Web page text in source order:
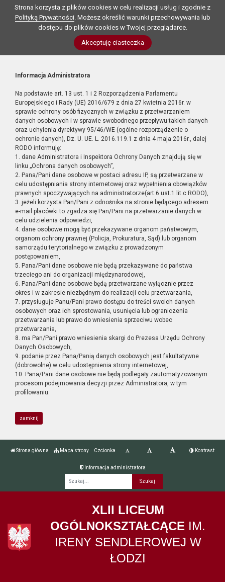
Strona korzysta z plików cookies w celu realizacji usług i zgodnie z
Polityką Prywatności. Możesz określić warunki przechowywania lub
dostępu do plików cookies w Twojej przeglądarce.
Akceptuję ciasteczka
Informacja Administratora
Na podstawie art. 13 ust. 1 i 2 Rozporządzenia Parlamentu
Europejskiego i Rady (UE) 2016/679 z dnia 27 kwietnia 2016r. w
sprawie ochrony osób fizycznych w związku z przetwarzaniem
danych osobowych i w sprawie swobodnego przepływu takich danych
oraz uchylenia dyrektywy 95/46/WE (ogólne rozporządzenie o
ochronie danych), Dz. U. UE. L. 2016.119.1 z dnia 4 maja 2016r., dalej
RODO informuję:
1. dane Administratora i Inspektora Ochrony Danych znajdują się w
linku „Ochrona danych osobowych”,
2. Pana/Pani dane osobowe w postaci adresu IP, są przetwarzane w
celu udostępniania strony internetowej oraz wypełnienia obowiązków
prawnych spoczywających na administratorze(art.6 ust.1 lit.c RODO),
3. jeżeli korzysta Pan/Pani z odnośnika na stronie będącego adresem
e-mail placówki to zgadza się Pan/Pani na przetwarzanie danych w
celu udzielenia odpowiedzi,
4. dane osobowe mogą być przekazywane organom państwowym,
organom ochrony prawnej (Policja, Prokuratura, Sąd) lub organom
samorządu terytorialnego w związku z prowadzonym
postępowaniem,
5. Pana/Pani dane osobowe nie będą przekazywane do państwa
trzeciego ani do organizacji międzynarodowej,
6. Pana/Pani dane osobowe będą przetwarzane wyłącznie przez
okres i w zakresie niezbędnym do realizacji celu przetwarzania,
7. przysługuje Panu/Pani prawo dostępu do treści swoich danych
osobowych oraz ich sprostowania, usunięcia lub ograniczenia
przetwarzania lub prawo do wniesienia sprzeciwu wobec
przetwarzania,
8. ma Pan/Pani prawo wniesienia skargi do Prezesa Urzędu Ochrony
Danych Osobowych,
9. podanie przez Pana/Panią danych osobowych jest fakultatywne
(dobrowolne) w celu udostępnienia strony internetowej,
10. Pana/Pani dane osobowe nie będą podlegały zautomatyzowanym
procesom podejmowania decyzji przez Administratora, w tym
profilowaniu.
zamknij
Strona główna Mapa strony Czcionka Kontrast
Informacja administratora
XLII LICEUM
OGÓLNOKSZTAŁCĄCE IM.
IRENY SENDLEROWEJ W
ŁODZI